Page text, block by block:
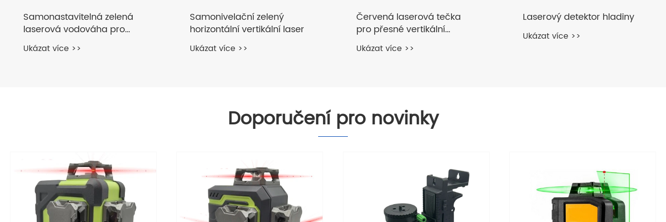
Samonivelační zelený
horizontální vertikální laser
Ukázat více >>
Červená laserová tečka
pro přesné vertikální
značení
Ukázat více >>
Laserový detektor hladiny
Ukázat více >>
Laserový přijímač
Ukázat více >>
Doporučení pro novinky